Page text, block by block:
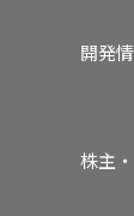
開発
株主